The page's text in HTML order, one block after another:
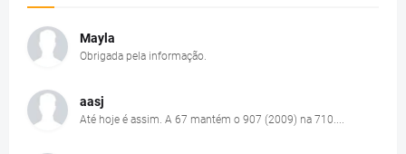
Mayla
Obrigada pela informação.
aasj
Até hoje é assim. A 67 mantém o 907 (2009) na 710....